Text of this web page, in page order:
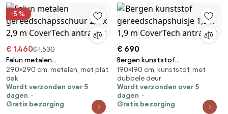
-5 %
€ 1.460€ 1.530
Falun metalen
gereedschapsschuur 2,9 x 2,9
m CoverTech antraciet
290×290 cm, metalen, met plat
dak
Wordt verzonden over 5
dagen
Gratis bezorging
€ 690
Bergen kunststof
gereedschapshuisje 1,9 x 1,9 m
CoverTech antraciet
190×190 cm, kunststof, met
dubbele deur
Wordt verzonden over 5
dagen
Gratis bezorging